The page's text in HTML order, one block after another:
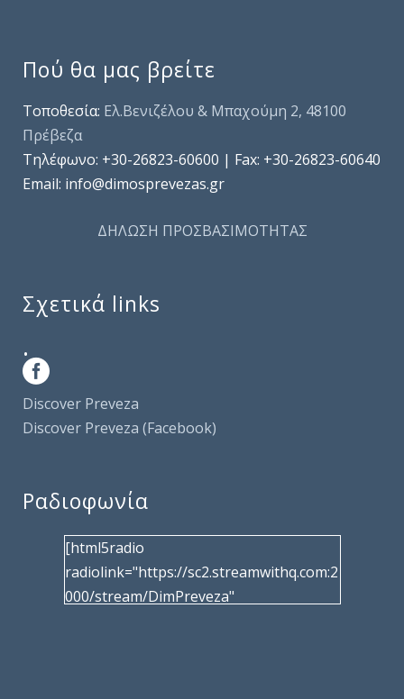
Πού θα μας βρείτε
Τοποθεσία: Ελ.Βενιζέλου & Μπαχούμη 2, 48100
Πρέβεζα
Τηλέφωνo: +30-26823-60600 | Fax: +30-26823-60640
Email: info@dimosprevezas.gr
ΔΗΛΩΣΗ ΠΡΟΣΒΑΣΙΜΟΤΗΤΑΣ
Σχετικά links
.
Discover Preveza
Discover Preveza (Facebook)
Ραδιοφωνία
[html5radio
radiolink="https://sc2.streamwithq.com:2
000/stream/DimPreveza"